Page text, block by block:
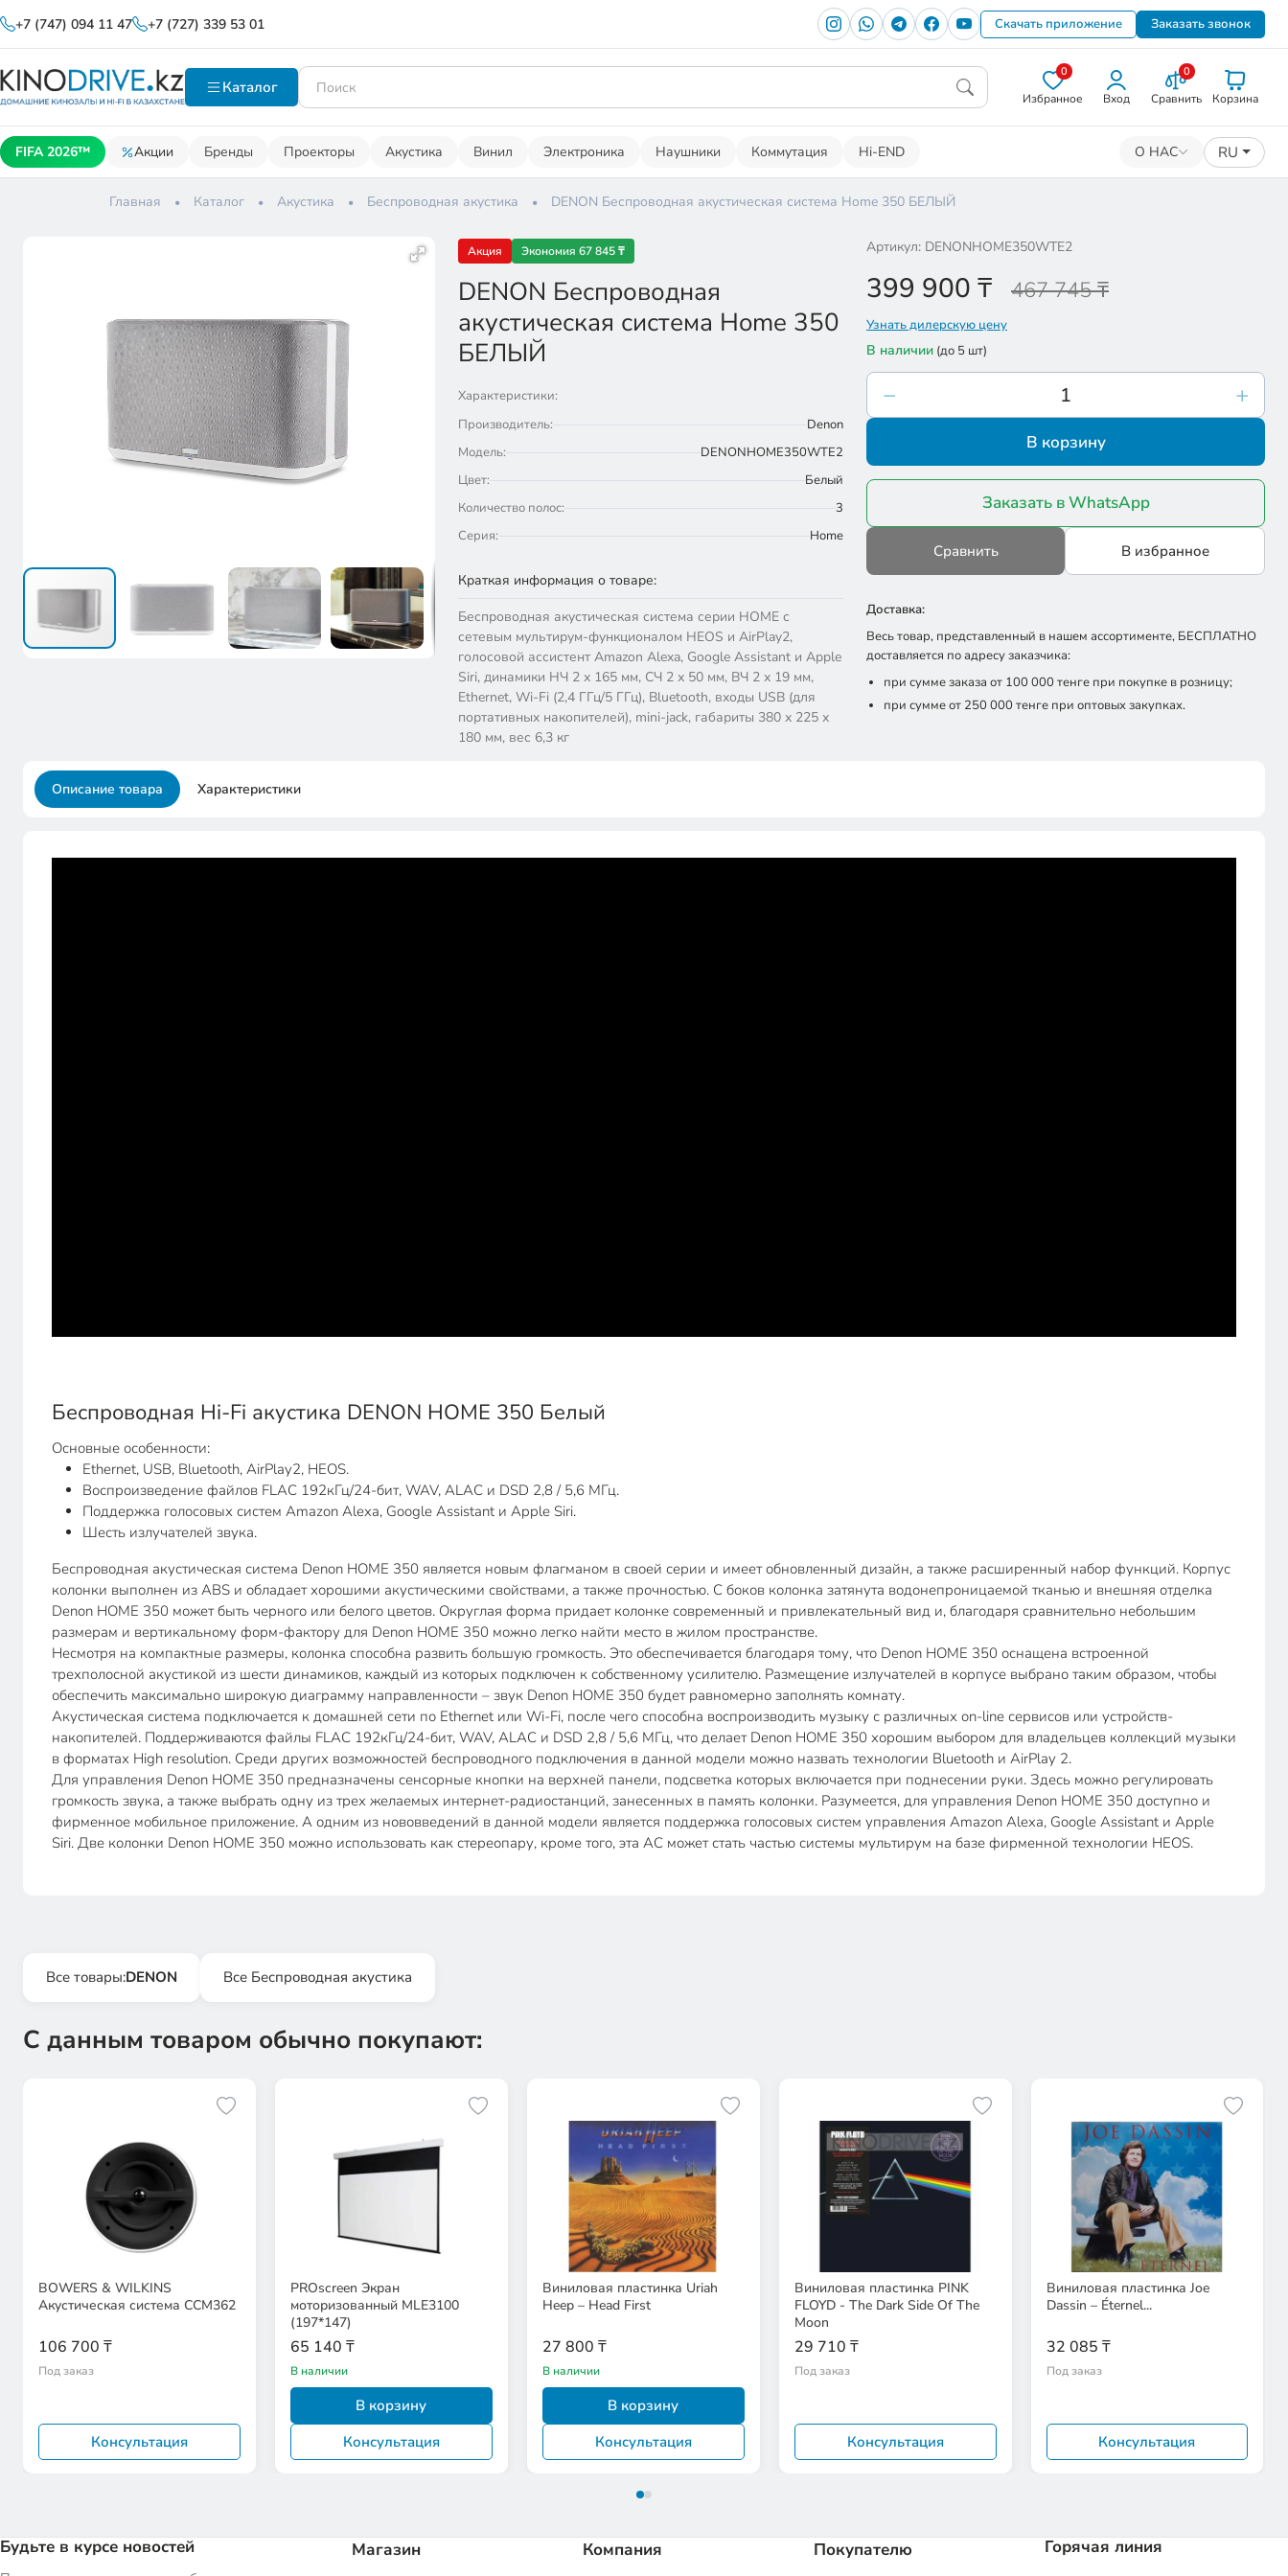
+7 (747) 094 11 47 +7 (727) 339 53 01 Скачать приложение Заказать звонок
Каталог
0
Избранное Вход
0
Сравнить Корзина
FIFA 2026™ Акции Бренды Проекторы Акустика Винил Электроника Наушники Коммутация Hi-END О НАС RU
Главная Каталог Акустика Беспроводная акустика DENON Беспроводная акустическая система Home 350 БЕЛЫЙ
Акция Экономия 67 845 ₸
DENON Беспроводная
акустическая система Home 350
БЕЛЫЙ
Характеристики:
Производитель:
Denon
Модель:
DENONHOME350WTE2
Цвет:
Белый
Количество полос:
3
Серия:
Home
Краткая информация о товаре:
Беспроводная акустическая система серии HOME с
сетевым мультирум-функционалом HEOS и AirPlay2,
голосовой ассистент Amazon Alexa, Google Assistant и Apple
Siri, динамики НЧ 2 х 165 мм, СЧ 2 х 50 мм, ВЧ 2 х 19 мм,
Ethernet, Wi-Fi (2,4 ГГц/5 ГГц), Bluetooth, входы USB (для
портативных накопителей), mini-jack, габариты 380 х 225 х
180 мм, вес 6,3 кг
Артикул: DENONHOME350WTE2
399 900 ₸ 467 745 ₸
Узнать дилерскую цену
В наличии (до 5 шт)
В корзину
Заказать в WhatsApp
Сравнить В избранное
Доставка:
Весь товар, представленный в нашем ассортименте, БЕСПЛАТНО
доставляется по адресу заказчика:
при сумме заказа от 100 000 тенге при покупке в розницу;
при сумме от 250 000 тенге при оптовых закупках.
Описание товара Характеристики
Беспроводная Hi-Fi акустика DENON HOME 350 Белый
Основные особенности:
Ethernet, USB, Bluetooth, AirPlay2, HEOS.
Воспроизведение файлов FLAC 192кГц/24-бит, WAV, ALAC и DSD 2,8 / 5,6 МГц.
Поддержка голосовых систем Amazon Alexa, Google Assistant и Apple Siri.
Шесть излучателей звука.
Беспроводная акустическая система Denon HOME 350 является новым флагманом в своей серии и имеет обновленный дизайн, а также расширенный набор функций. Корпус
колонки выполнен из ABS и обладает хорошими акустическими свойствами, а также прочностью. C боков колонка затянута водонепроницаемой тканью и внешняя отделка
Denon HOME 350 может быть черного или белого цветов. Округлая форма придает колонке современный и привлекательный вид и, благодаря сравнительно небольшим
размерам и вертикальному форм-фактору для Denon HOME 350 можно легко найти место в жилом пространстве.
Несмотря на компактные размеры, колонка способна развить большую громкость. Это обеспечивается благодаря тому, что Denon HOME 350 оснащена встроенной
трехполосной акустикой из шести динамиков, каждый из которых подключен к собственному усилителю. Размещение излучателей в корпусе выбрано таким образом, чтобы
обеспечить максимально широкую диаграмму направленности – звук Denon HOME 350 будет равномерно заполнять комнату.
Акустическая система подключается к домашней сети по Ethernet или Wi-Fi, после чего способна воспроизводить музыку с различных on-line сервисов или устройств-
накопителей. Поддерживаются файлы FLAC 192кГц/24-бит, WAV, ALAC и DSD 2,8 / 5,6 МГц, что делает Denon HOME 350 хорошим выбором для владельцев коллекций музыки
в форматах High resolution. Среди других возможностей беспроводного подключения в данной модели можно назвать технологии Bluetooth и AirPlay 2.
Для управления Denon HOME 350 предназначены сенсорные кнопки на верхней панели, подсветка которых включается при поднесении руки. Здесь можно регулировать
громкость звука, а также выбрать одну из трех желаемых интернет-радиостанций, занесенных в память колонки. Разумеется, для управления Denon HOME 350 доступно и
фирменное мобильное приложение. А одним из нововведений в данной модели является поддержка голосовых систем управления Amazon Alexa, Google Assistant и Apple
Siri. Две колонки Denon HOME 350 можно использовать как стереопару, кроме того, эта АС может стать частью системы мультирум на базе фирменной технологии HEOS.
Все товары:DENON Все Беспроводная акустика
С данным товаром обычно покупают:
BOWERS & WILKINS
Акустическая система CCM362
106 700 ₸
Под заказ
Консультация
PROscreen Экран
моторизованный MLE3100
(197*147)
65 140 ₸
В наличии
В корзину
Консультация
Виниловая пластинка Uriah
Heep – Head First
27 800 ₸
В наличии
В корзину
Консультация
Виниловая пластинка PINK
FLOYD - The Dark Side Of The
Moon
29 710 ₸
Под заказ
Консультация
Виниловая пластинка Joe
Dassin – Éternel...
32 085 ₸
Под заказ
Консультация
Будьте в курсе новостей Магазин Компания Покупателю Горячая линия